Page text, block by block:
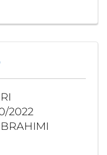
2022